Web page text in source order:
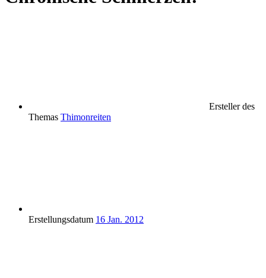
Ersteller des
Themas Thimonreiten
Erstellungsdatum 16 Jan. 2012